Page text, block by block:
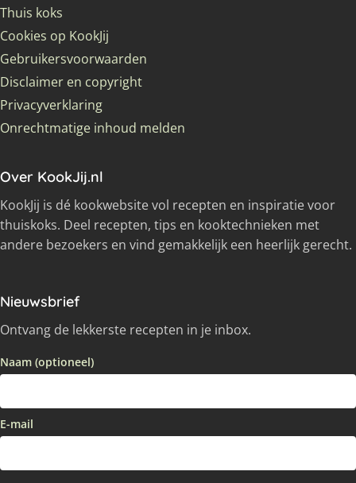
Thuis koks
Cookies op KookJij
Gebruikersvoorwaarden
Disclaimer en copyright
Privacyverklaring
Onrechtmatige inhoud melden
Over KookJij.nl
KookJij is dé kookwebsite vol recepten en inspiratie voor
thuiskoks. Deel recepten, tips en kooktechnieken met
andere bezoekers en vind gemakkelijk een heerlijk gerecht.
Nieuwsbrief
Ontvang de lekkerste recepten in je inbox.
Naam (optioneel)
E-mail